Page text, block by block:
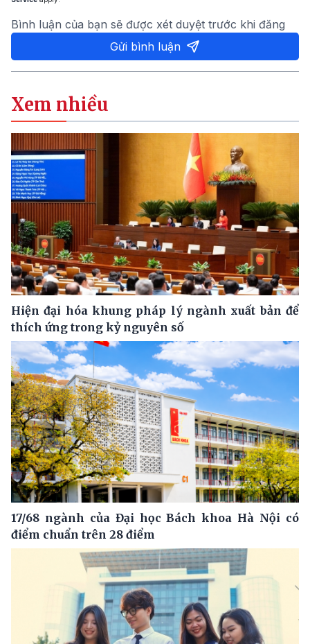
Bình luận của bạn sẽ được xét duyệt trước khi đăng
Gửi bình luận
Xem nhiều
Hiện đại hóa khung pháp lý ngành xuất bản để
thích ứng trong kỷ nguyên số
17/68 ngành của Đại học Bách khoa Hà Nội có
điểm chuẩn trên 28 điểm